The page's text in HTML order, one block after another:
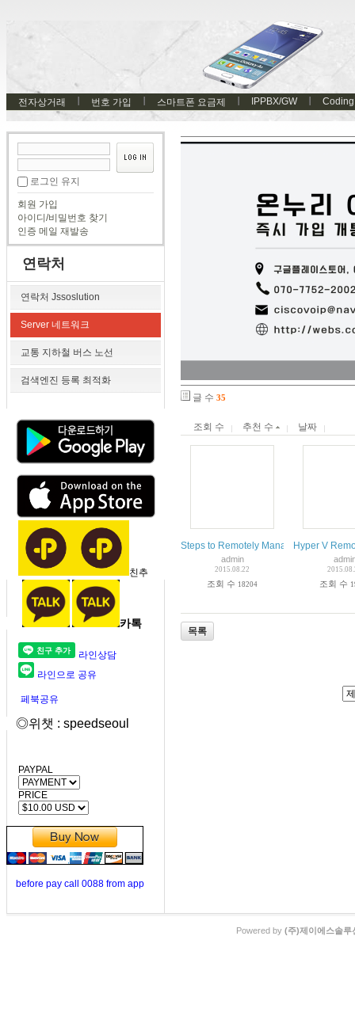
전자상거래 번호 가입 스마트폰 요금제 IPPBX/GW Coding
로그인 유지
회원 가입
아이디/비밀번호 찾기
인증 메일 재발송
연락처
연락처 Jssoslution
Server 네트워크
교통 지하철 버스 노선
검색엔진 등록 최적화
친추
카톡
라인상담
라인으로 공유
페북공유
◎위챗 : speedseoul
PAYPAL
PRICE
before pay call 0088 from app
글 수 35
조회 수 추천 수 날짜
Steps to Remotely Manage Hyper-V
admin
2015.08.22
조회 수 18204
Hyper V
조회 수
목록
Powered by (주)제이에스솔루